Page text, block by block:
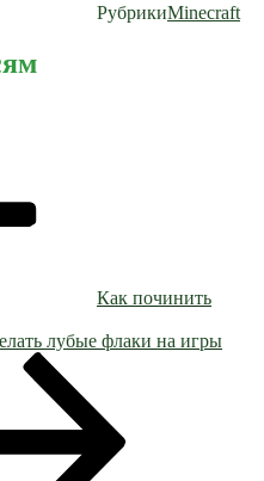
РубрикиMinecraft
Как починить
лубые флаки на игры